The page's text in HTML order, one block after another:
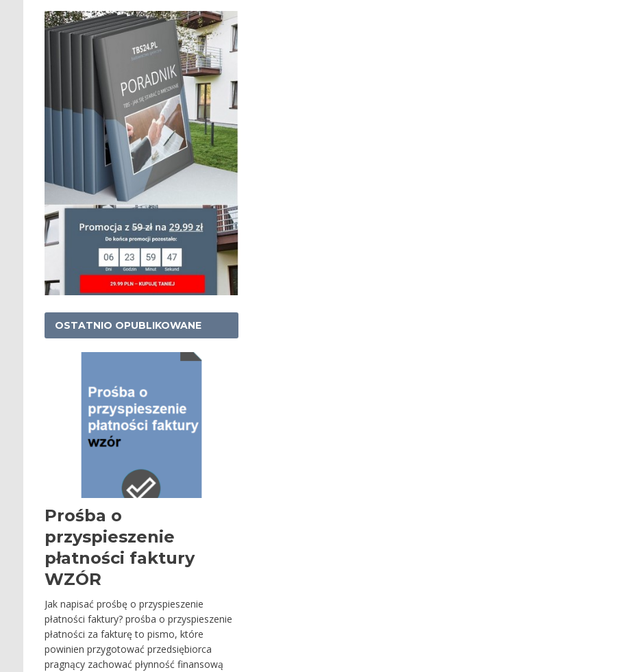
OSTATNIO OPUBLIKOWANE
Prośba o
przyspieszenie
płatności faktury
WZÓR
Jak napisać prośbę o przyspieszenie
płatności faktury? prośba o przyspieszenie
płatności za fakturę to pismo, które
powinien przygotować przedsiębiorca
pragnący zachować płynność finansową